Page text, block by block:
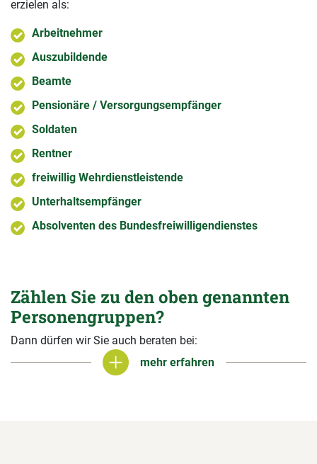
erzielen als:
Arbeitnehmer
Auszubildende
Beamte
Pensionäre / Versorgungsempfänger
Soldaten
Rentner
freiwillig Wehrdienstleistende
Unterhaltsempfänger
Absolventen des Bundesfreiwilligendienstes
Zählen Sie zu den oben genannten
Personengruppen?
Dann dürfen wir Sie auch beraten bei:
mehr erfahren
mehr erfahren